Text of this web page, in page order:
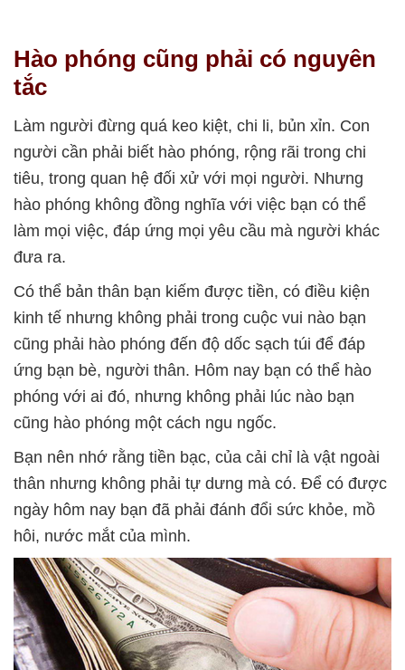
Hào phóng cũng phải có nguyên
tắc
Làm người đừng quá keo kiệt, chi li, bủn xỉn. Con
người cần phải biết hào phóng, rộng rãi trong chi
tiêu, trong quan hệ đối xử với mọi người. Nhưng
hào phóng không đồng nghĩa với việc bạn có thể
làm mọi việc, đáp ứng mọi yêu cầu mà người khác
đưa ra.
Có thể bản thân bạn kiếm được tiền, có điều kiện
kinh tế nhưng không phải trong cuộc vui nào bạn
cũng phải hào phóng đến độ dốc sạch túi để đáp
ứng bạn bè, người thân. Hôm nay bạn có thể hào
phóng với ai đó, nhưng không phải lúc nào bạn
cũng hào phóng một cách ngu ngốc.
Bạn nên nhớ rằng tiền bạc, của cải chỉ là vật ngoài
thân nhưng không phải tự dưng mà có. Để có được
ngày hôm nay bạn đã phải đánh đổi sức khỏe, mồ
hôi, nước mắt của mình.